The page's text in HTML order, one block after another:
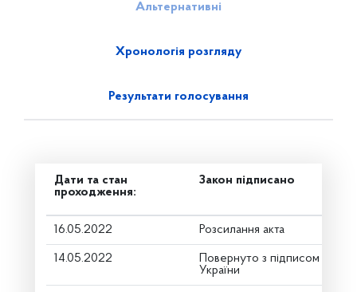
Альтернативні
Хронологія розгляду
Результати голосування
Дати та стан
проходження:
Закон підписано
16.05.2022 Розсилання акта
14.05.2022
Повернуто з підписом від
України